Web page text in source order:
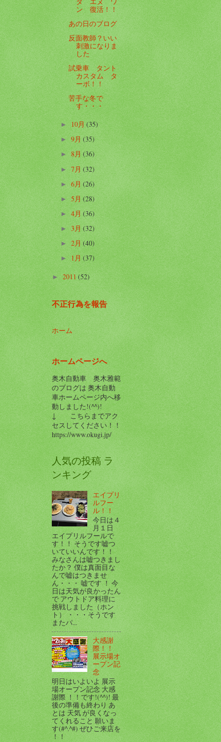
ン 復活！！
あの日のブログ
反面教師？いい
刺激になりま
した
試乗車 タント
カスタム タ
ーボ！！
苦手な冬で
す・・・
►10月(35)
►9月(35)
►8月(36)
►7月(32)
► 6月(26)
►5月(28)
►4月(36)
►3月(32)
►2月(40)
►1月(37)
►2011(52)
不正行為を報告
ホーム
ホームページへ
奥木自動車 奥木雅範
のブログは 奥木自動
車ホームページ内へ移
動しました!(^^)!
↓ こちらまでアク
セスしてください！！
https://www.okugi.jp/
人気の投稿 ラ
ンキング
エイプリ
ルフー
ル！！
今日は４
月１日
エイプリルフールで
す！！ そうです嘘つ
いていいんです！！
みなさんは嘘つきまし
たか？ 僕は真面目な
んで嘘はつきませ
ん・・・ 嘘です ！ 今
日は天気が良かったん
で アウトドア料理に
挑戦しました（ホン
ト） ・・・そうです
またパ...
大感謝
際！！
展示場オ
ープン記
念
明日はいよいよ 展示
場オープン記念 大感
謝際 ！！です!(^^)! 最
後の準備も終わり あ
とは 天気 が良くなっ
てくれること 願いま
す(#^.^#) ぜひご来店を
！！